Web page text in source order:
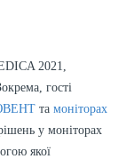
2021,
гості
та моніторах
у моніторах
якої